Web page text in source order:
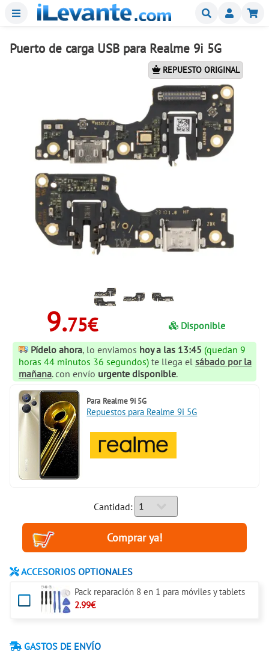
Menu Buscar
Puerto de carga USB para Realme 9i 5G
REPUESTO ORIGINAL
9.75€
Disponible
Pídelo ahora, lo enviamos hoy a las 13:45 (quedan 9
horas 44 minutos 36 segundos) te llega el sábado por la
mañana. con envío urgente disponible.
Para Realme 9i 5G
Repuestos para Realme 9i 5G
Cantidad:
ACCESORIOS OPTIONALES
Pack reparación 8 en 1 para móviles y tablets
2.99€
GASTOS DE ENVÍO